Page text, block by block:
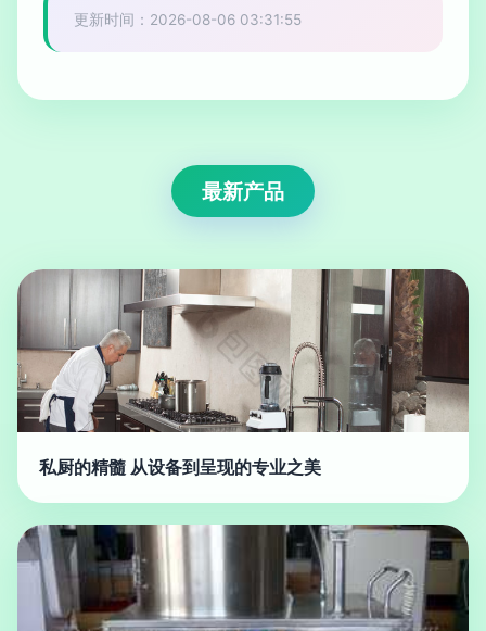
更新时间：2026-08-06 03:31:55
最新产品
私厨的精髓 从设备到呈现的专业之美